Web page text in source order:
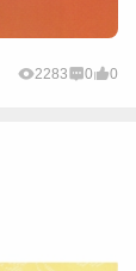
2283 0 0